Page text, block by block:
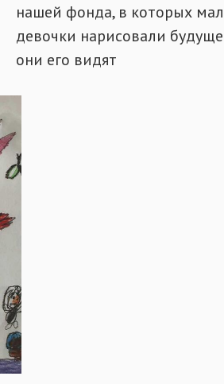
нашей фонда, в которых
девочки нарисовали
они его видят